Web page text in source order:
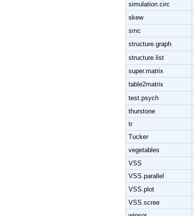
simulation.circ
skew
smc
structure.graph
structure.list
super.matrix
table2matrix
test.psych
thurstone
tr
Tucker
vegetables
VSS
VSS.parallel
VSS.plot
VSS.scree